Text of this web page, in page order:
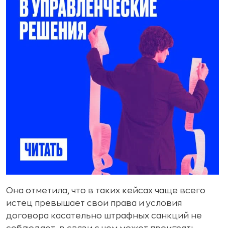
Она отметила, что в таких кейсах чаще всего
истец превышает свои права и условия
договора касательно штрафных санкций не